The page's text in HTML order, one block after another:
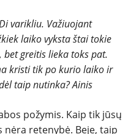
varikliu. Važiuojant
laiko vyksta štai tokie
greitis lieka toks pat.
kristi tik po kurio laiko ir
taip nutinka? Ainis
požymis. Kaip tik jūsų
retenybė. Beje, taip